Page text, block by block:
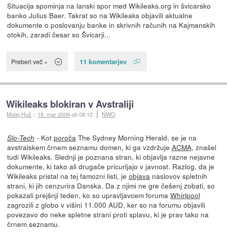
Situacija spominja na lanski spor med Wikileaks.org in švicarsko
banko Julius Baer. Takrat so na Wikileaks objavili aktualne
dokumente o poslovanju banke in skrivnih računih na Kajmanskih
otokih, zaradi česar so Švicarji...
Preberi več » 11 komentarjev
Wikileaks blokiran v Avstraliji
Matej Huš :: 18. mar 2009ob 08:12 NWO
Slo-Tech - Kot poroča The Sydney Morning Herald, se je na
avstralskem črnem seznamu domen, ki ga vzdržuje ACMA, znašel
tudi Wikileaks. Slednji je poznana stran, ki objavlja razne nejavne
dokumente, ki tako ali drugače pricurljajo v javnost. Razlog, da je
Wikileaks pristal na tej famozni listi, je objava naslovov spletnih
strani, ki jih cenzurira Danska. Da z njimi ne gre češenj zobati, so
pokazali prejšnji teden, ko so upravljavcem foruma Whirlpool
zagrozili z globo v višini 11.000 AUD, ker so na forumu objavili
povezavo do neke spletne strani proti splavu, ki je prav tako na
črnem seznamu.